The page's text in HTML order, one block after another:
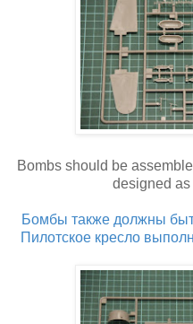
Bombs should be
designed
Бомбы также должны
Пилотское кресло